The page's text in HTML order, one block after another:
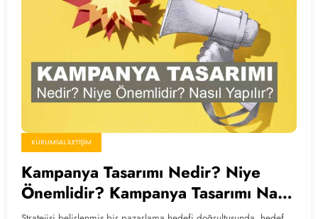
KURUMSAL İLETIŞIM
Kampanya Tasarımı Nedir? Niye
Önemlidir? Kampanya Tasarımı Nasıl
Yapılır?